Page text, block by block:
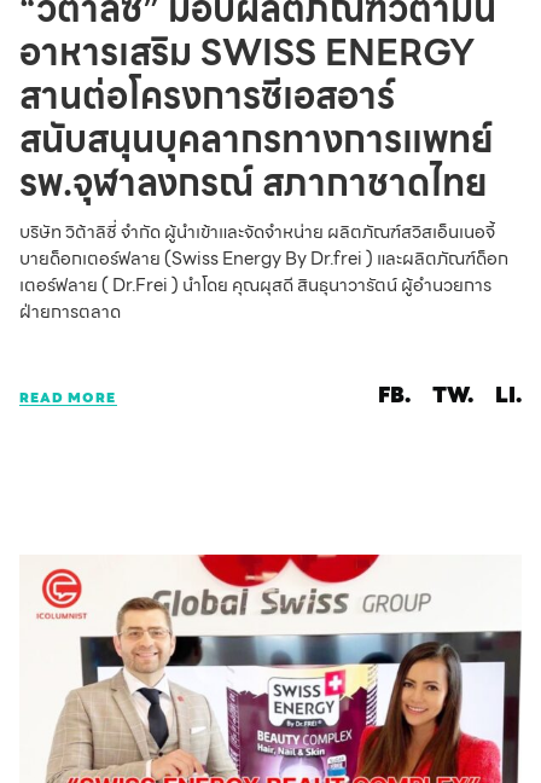
อาหารเสริม SWISS ENERGY
สานต่อโครงการซีเอสอาร์
สนับสนุนบุคลากรทางการแพทย์
รพ.จุฬาลงกรณ์ สภากาชาดไทย
บริษัท วิต้าลิซี่ จำกัด ผู้นำเข้าและจัดจำหน่าย ผลิตภัณฑ์สวิสเอ็นเนอจี้
บายด็อกเตอร์ฟลาย (Swiss Energy By Dr.frei ) และผลิตภัณฑ์ด็อก
เตอร์ฟลาย ( Dr.Frei ) นำโดย คุณผุสดี สินธุนาวารัตน์ ผู้อำนวยการ
ฝ่ายการตลาด
READ MORE FB. TW. LI.